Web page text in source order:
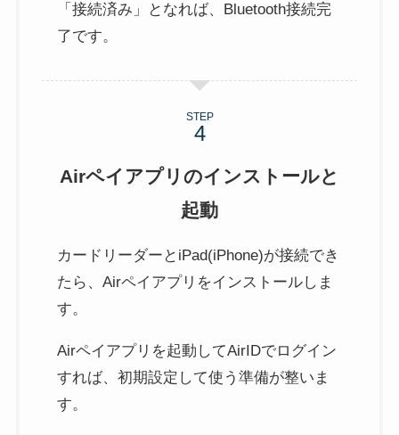
「接続済み」となれば、Bluetooth接続完
了です。
STEP
Airペイアプリのインストールと
起動
カードリーダーとiPad(iPhone)が接続でき
たら、Airペイアプリをインストールしま
す。
Airペイアプリを起動してAirIDでログイン
すれば、初期設定して使う準備が整いま
す。